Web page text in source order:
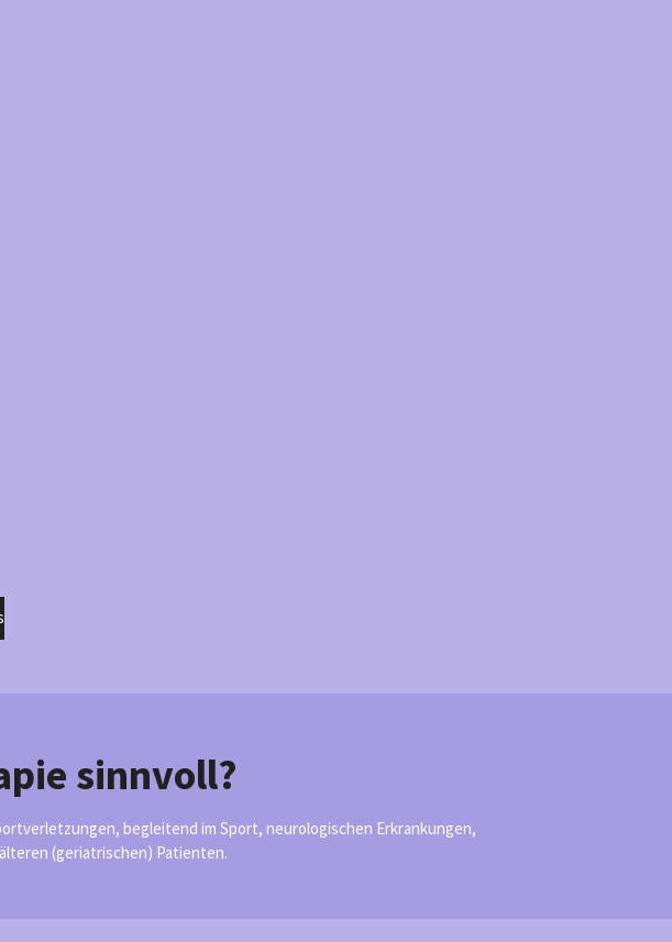
sinnvoll?
begleitend im Sport, neurologischen Erkrankungen,
(geriatrischen) Patienten.